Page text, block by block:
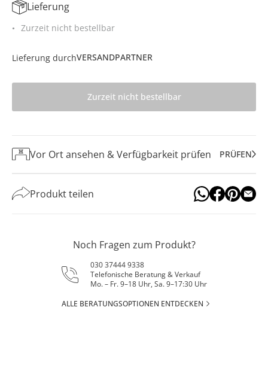
Lieferung
Zurzeit nicht bestellbar
Lieferung durchVERSANDPARTNER
Zurzeit nicht bestellbar
Vor Ort ansehen & Verfügbarkeit prüfen PRÜFEN
Produkt teilen
Noch Fragen zum Produkt?
030 37444 9338
Telefonische Beratung & Verkauf
Mo. – Fr. 9–18 Uhr, Sa. 9–17:30 Uhr
ALLE BERATUNGSOPTIONEN ENTDECKEN